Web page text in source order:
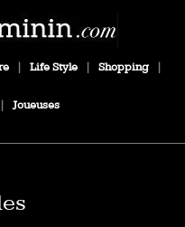
Life Style Shopping
Joueuses